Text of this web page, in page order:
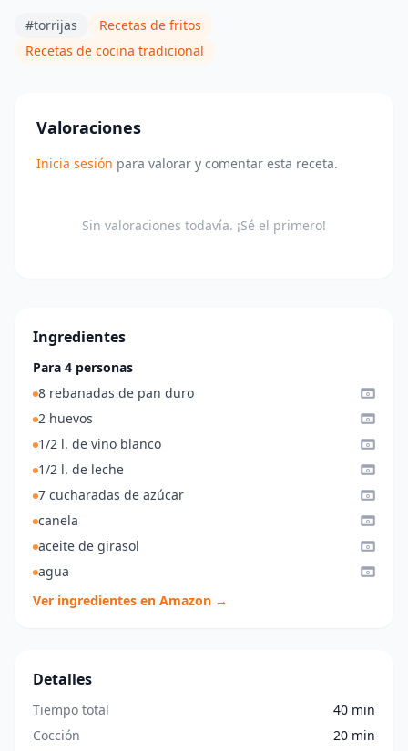
#torrijas
Recetas de fritos
Recetas de cocina tradicional
Valoraciones
Inicia sesión para valorar y comentar esta receta.
Sin valoraciones todavía. ¡Sé el primero!
Ingredientes
Para 4 personas
8 rebanadas de pan duro
2 huevos
1/2 l. de vino blanco
1/2 l. de leche
7 cucharadas de azúcar
canela
aceite de girasol
agua
Ver ingredientes en Amazon →
Detalles
Tiempo total
40 min
Cocción
20 min